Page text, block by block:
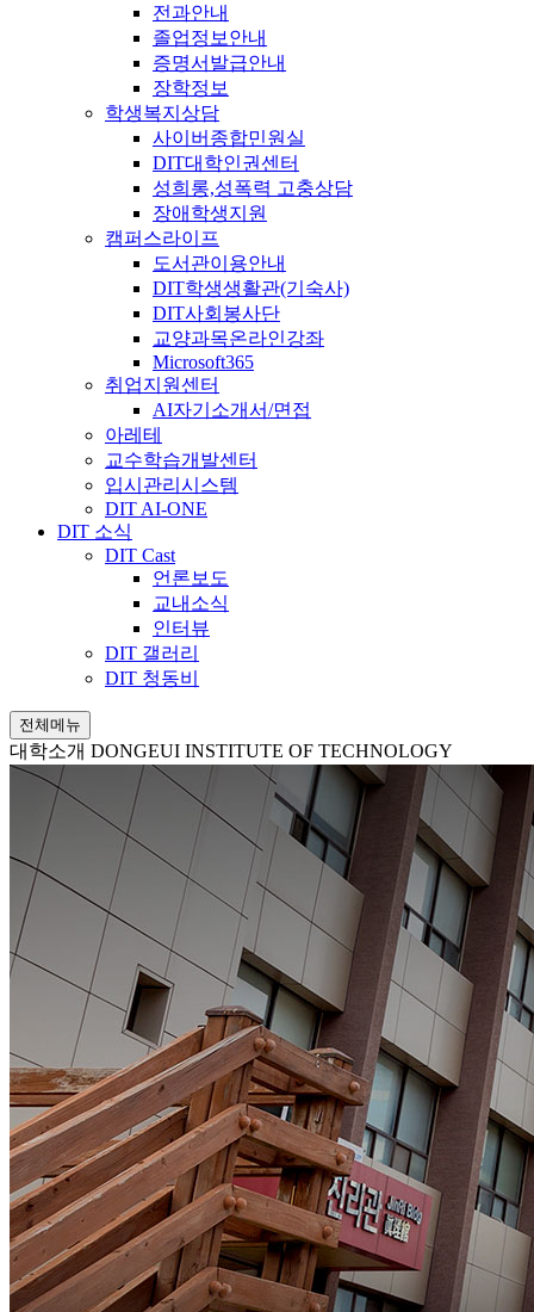
전과안내
졸업정보안내
증명서발급안내
장학정보
학생복지상담
사이버종합민원실
DIT대학인권센터
성희롱,성폭력 고충상담
장애학생지원
캠퍼스라이프
도서관이용안내
DIT학생생활관(기숙사)
DIT사회봉사단
교양과목온라인강좌
Microsoft365
취업지원센터
AI자기소개서/면접
아레테
교수학습개발센터
입시관리시스템
DIT AI-ONE
DIT 소식
DIT Cast
언론보도
교내소식
인터뷰
DIT 갤러리
DIT 청동비
전체메뉴
대학소개 DONGEUI INSTITUTE OF TECHNOLOGY